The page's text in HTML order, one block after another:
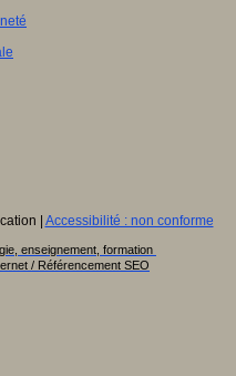
| Accessibilité : non conforme
enseignement, formation
/ Référencement SEO